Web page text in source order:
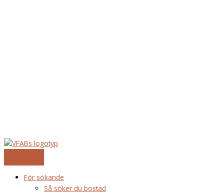
Hoppa
innehåll
För sökande
Så söker du bostad